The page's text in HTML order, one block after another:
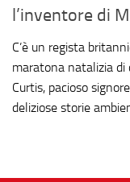
l’inventore di
C’è un regista
maratona natalizia di
Curtis, pacioso
deliziose storie